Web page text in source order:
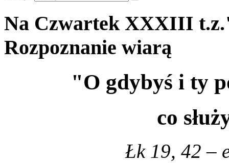
Na Czwartek XXXIII
Rozpoznanie wiarą
"O gdybyś i ty
co
Łk 19, 42 –